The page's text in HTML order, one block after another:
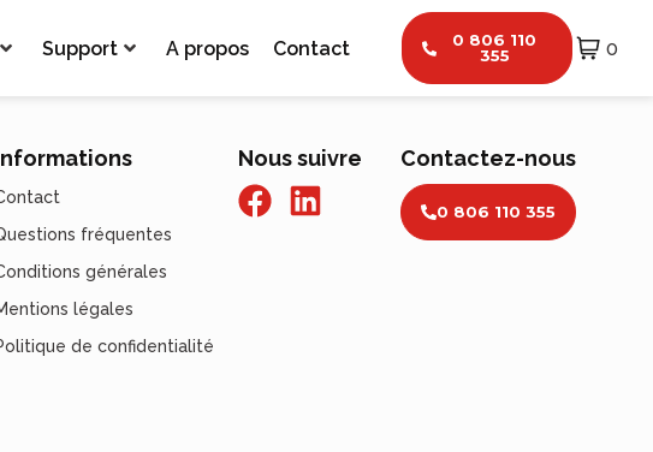
Support A propos Contact
0 806 110
355
0
fréquentes
générales
légales
de confidentialité
Nous suivre Contactez-nous
0 806 110 355